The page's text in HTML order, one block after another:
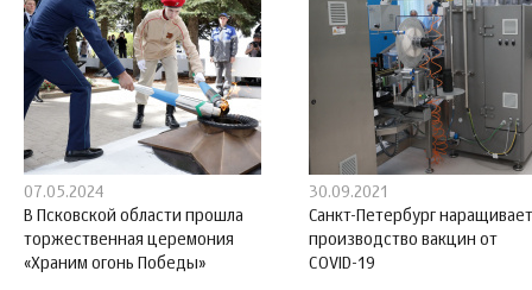
07.05.2024
В Псковской области прошла
торжественная церемония
«Храним огонь Победы»
30.09.2021
Санкт-Петербург наращивает
производство вакцин от
COVID-19